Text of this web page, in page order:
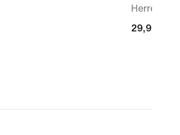
Herren-T-
29,99 €
29,99 €